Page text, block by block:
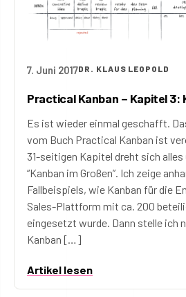
7. Juni 2017DR. KLAUS LEOPOLD
Practical Kanban – Kapitel 3:
Es ist wieder einmal geschafft.
vom Buch Practical Kanban ist
31-seitigen Kapitel dreht sich alles
“Kanban im Großen”. Ich zeige
Fallbeispiels, wie Kanban für die
Sales-Plattform mit ca. 200
eingesetzt wurde. Dann stelle ich
Kanban […]
Artikel lesen